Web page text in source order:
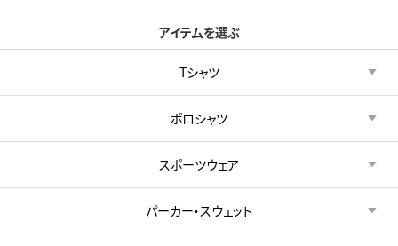
アイテムを選ぶ
Tシャツ
ポロシャツ
スポーツウェア
パーカー・スウェット